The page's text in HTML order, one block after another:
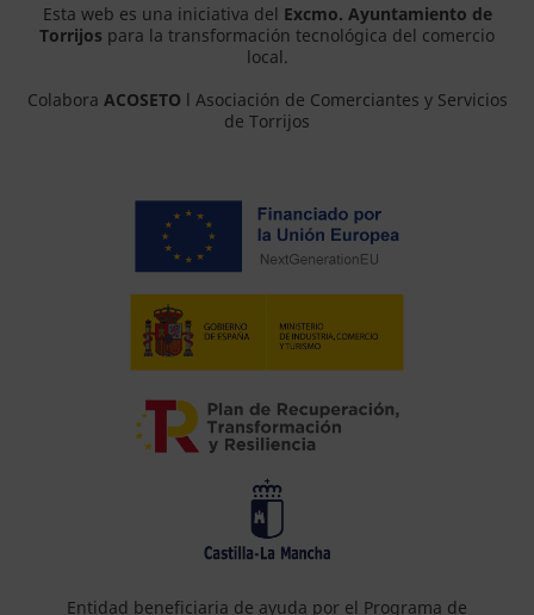
Esta web es una iniciativa del Excmo. Ayuntamiento de
Torrijos para la transformación tecnológica del comercio
local.
Colabora ACOSETO l Asociación de Comerciantes y Servicios
de Torrijos
Entidad beneficiaria de ayuda por el Programa de